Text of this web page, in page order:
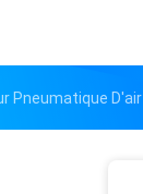
Pneumatique D'air